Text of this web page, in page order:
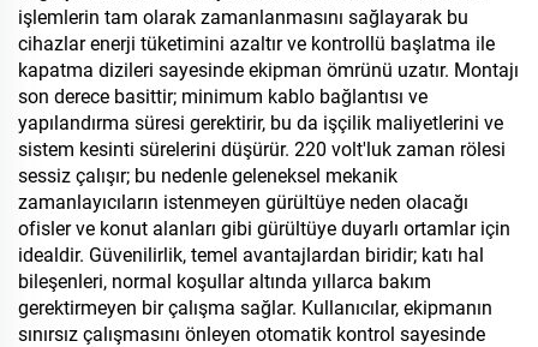
işlemlerin tam olarak zamanlanmasını sağlayarak bu
cihazlar enerji tüketimini azaltır ve kontrollü başlatma ile
kapatma dizileri sayesinde ekipman ömrünü uzatır. Montajı
son derece basittir; minimum kablo bağlantısı ve
yapılandırma süresi gerektirir, bu da işçilik maliyetlerini ve
sistem kesinti sürelerini düşürür. 220 volt'luk zaman rölesi
sessiz çalışır; bu nedenle geleneksel mekanik
zamanlayıcıların istenmeyen gürültüye neden olacağı
ofisler ve konut alanları gibi gürültüye duyarlı ortamlar için
idealdir. Güvenilirlik, temel avantajlardan biridir; katı hal
bileşenleri, normal koşullar altında yıllarca bakım
gerektirmeyen bir çalışma sağlar. Kullanıcılar, ekipmanın
sınırsız çalışmasını önleyen otomatik kontrol sayesinde